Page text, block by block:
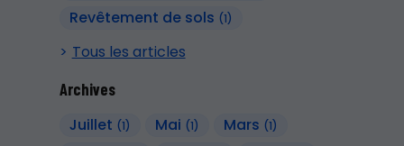
Revêtement de sols (1)
Tous les articles
Archives
Juillet (1) Mai (1) Mars (1)